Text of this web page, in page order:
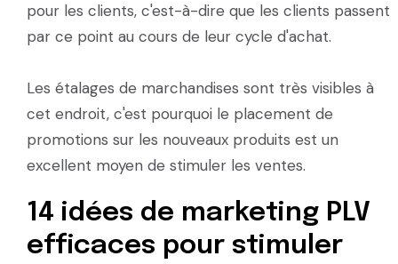
pour les clients, c'est-à-dire que les clients passent
par ce point au cours de leur cycle d'achat.
Les étalages de marchandises sont très visibles à
cet endroit, c'est pourquoi le placement de
promotions sur les nouveaux produits est un
excellent moyen de stimuler les ventes.
14 idées de marketing PLV
efficaces pour stimuler